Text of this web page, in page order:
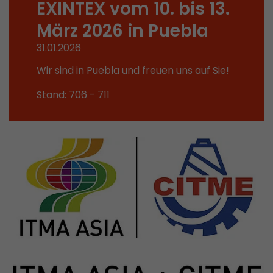
EXINTEX vom 10. bis 13.
März 2026 in Puebla
31.01.2026
Wir sind in Puebla und freuen uns auf Sie!
Stand: 706 - 711
Dieses Cookie ist das Besucherquellen Cookie.
Besucherquellen Informationen des aktuellen
Informationen welche über Kampagnen
Besucherquelle des letztes Besuches anderst
werden können so wird das Cookie nicht
Conversions und E-Commerce Transaktionen
Besucherquelle zuordnen. Das Cookie enthält
Informationen über vergangene
Name _ga
Provider https://analytics.google.com
Registriert eine eindeutige ID, die verwendet